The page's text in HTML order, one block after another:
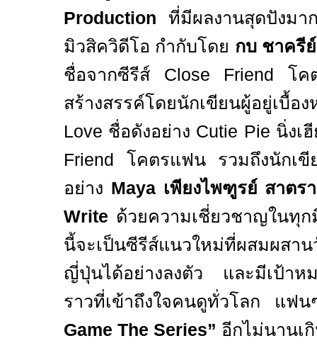
Production
ที่มีผลงานสุดปังม
มิวสิควิดีโอ กำกับโดย กบ ชาครี
ชื่อจากซีรีส์ Close Friend โค
สร้างสรรค์โดยนักเขียนผู้อยู่เ
Love ชื่อดังอย่าง Cutie Pie นิ่งเ
Friend โคตรแฟน รวมถึงนักเ
อย่าง Maya เพียงไพฑูรย์ สาตร
Write ด้วยความเชี่ยวชาญในทุก
นี้จะเป็นซีรีส์แนวใหม่ที่ผสมผสา
ญี่ปุ่นได้อย่างลงตัว
และมีเป้าห
ราวที่เข้าถึงใจคนดูทั่วโลก แฟ
Game The Series” อีกไม่นานเ